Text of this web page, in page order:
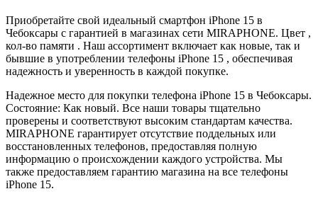
Приобретайте свой идеальный смартфон iPhone 15 в
Чебоксары с гарантией в магазинах сети MIRAPHONE. Цвет ,
кол-во памяти . Наш ассортимент включает как новые, так и
бывшие в употреблении телефоны iPhone 15 , обеспечивая
надежность и уверенность в каждой покупке.
Надежное место для покупки телефона iPhone 15 в Чебоксары.
Состояние: Как новый. Все наши товары тщательно
проверены и соответствуют высоким стандартам качества.
MIRAPHONE гарантирует отсутствие поддельных или
восстановленных телефонов, предоставляя полную
информацию о происхождении каждого устройства. Мы
также предоставляем гарантию магазина на все телефоны
iPhone 15.